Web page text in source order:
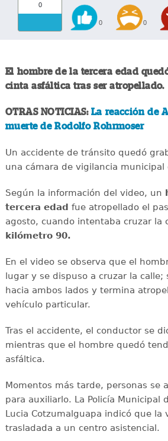
0
0 0
El hombre de la tercera edad
cinta asfáltica tras ser atropellado.
OTRAS NOTICIAS: La reacción de
muerte de Rodolfo Rohrmoser
Un accidente de tránsito quedó
una cámara de vigilancia municipal
Según la información del video, un
tercera edad fue atropellado el
agosto, cuando intentaba cruzar la
kilómetro 90.
En el video se observa que el
lugar y se dispuso a cruzar la calle;
hacia ambos lados y termina
vehículo particular.
Tras el accidente, el conductor se
mientras que el hombre quedó
asfáltica.
Momentos más tarde, personas se
para auxiliarlo. La Policía Municipal
Lucia Cotzumalguapa indicó que la
trasladada a un centro asistencial.